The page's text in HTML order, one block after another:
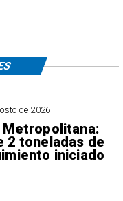
de 2026
Metropolitana:
2 toneladas de
iniciado